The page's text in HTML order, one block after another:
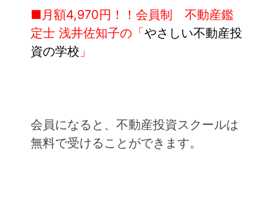
■月額4,970円！！会員制 不動産鑑
定士 浅井佐知子の「やさしい不動産投
資の学校 」
会員になると、不動産投資スクールは
無料で受けることができます。